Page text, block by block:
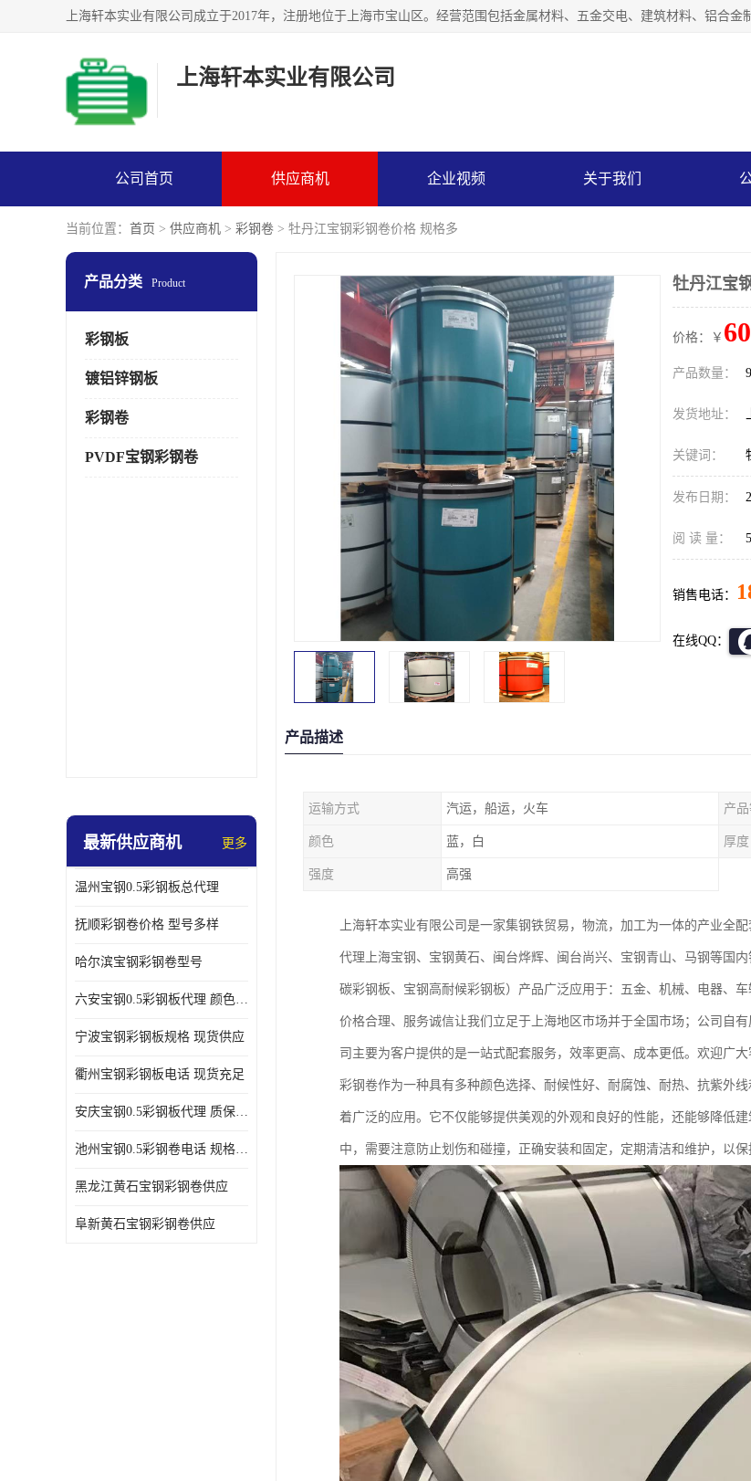
上海轩本实业有限公司
公司首页 供应商机 企业视频 关于我们
当前位置： 首页 > 供应商机 > 彩钢卷 > 牡丹江宝钢彩钢卷价格 规格多
产品分类 Product
彩钢板
镀铝锌钢板
彩钢卷
PVDF宝钢彩钢卷
最新供应商机 更多
温州宝钢0.5彩钢板总代理
抚顺彩钢卷价格 型号多样
哈尔滨宝钢彩钢卷型号
六安宝钢0.5彩钢板代理 颜色定制
宁波宝钢彩钢板规格 现货供应
衢州宝钢彩钢板电话 现货充足
安庆宝钢0.5彩钢板代理 质保十年起
池州宝钢0.5彩钢卷电话 规格多样
黑龙江黄石宝钢彩钢卷供应
阜新黄石宝钢彩钢卷供应
牡丹江宝
价格：￥
产品数量：
发货地址：
关键词：
发布日期：
阅 读 量：
销售电话：
在线QQ：
产品描述
运输方式 汽运，船运，火车 产
颜色 蓝，白 厚度
强度 高强
上海轩本实业有限公司是一家集钢铁贸易，物流，加工为一体的产业全
代理上海宝钢、宝钢黄石、闽台烨辉、闽台尚兴、宝钢青山、马钢等国
碳彩钢板、宝钢高耐候彩钢板）产品广泛应用于：五金、机械、电器、
价格合理、服务诚信让我们立足于上海地区市场并于全国市场；公司自
司主要为客户提供的是一站式配套服务，效率更高、成本更低。欢迎广大
彩钢卷作为一种具有多种颜色选择、耐候性好、耐腐蚀、耐热、抗紫外
着广泛的应用。它不仅能够提供美观的外观和良好的性能，还能够降低
中，需要注意防止划伤和碰撞，正确安装和固定，定期清洁和维护，以保